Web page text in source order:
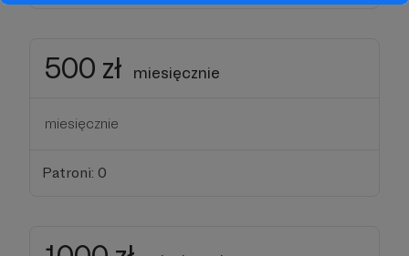
500 zł miesięcznie
miesięcznie
Patroni: 0